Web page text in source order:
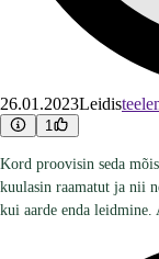
26.01.2023Leidis
1
Kord proovisin seda
kuulasin raamatut ja nii
kui aarde enda